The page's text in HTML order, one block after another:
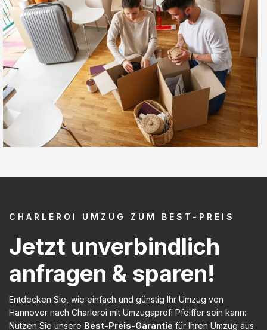
CHARLEROI UMZUG ZUM BEST-PREIS
Jetzt unverbindlich
anfragen & sparen!
Entdecken Sie, wie einfach und günstig Ihr Umzug von
Hannover nach Charleroi mit Umzugsprofi Pfeiffer sein kann:
Nutzen Sie unsere Best-Preis-Garantie für Ihren Umzug aus